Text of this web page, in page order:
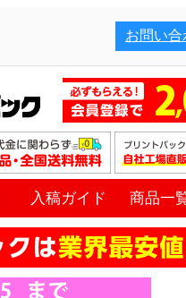
お問い合
入稿ガイド 商品一